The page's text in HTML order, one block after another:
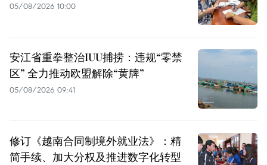
05/08/2026 10:00
安江省重拳整治IUU捕捞：违规“零禁
区” 全力推动欧盟解除“黄牌”
05/08/2026 09:41
修订《越南合同制境外就业法》：精
简手续、加大分权及推进数字化转型